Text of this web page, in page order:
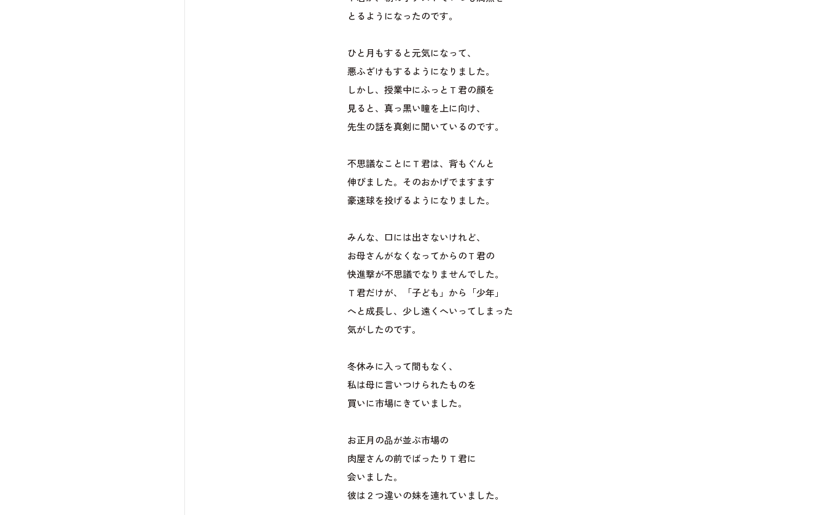
とるようになったのです。
ひと月もすると元気になって、
悪ふざけもするようになりました。
しかし、授業中にふっとＴ君の顔を
見ると、真っ黒い瞳を上に向け、
先生の話を真剣に聞いているのです。
不思議なことにＴ君は、背もぐんと
伸びました。そのおかげでますます
豪速球を投げるようになりました。
みんな、口には出さないけれど、
お母さんがなくなってからのＴ君の
快進撃が不思議でなりませんでした。
Ｔ君だけが、「子ども」から「少年」
へと成長し、少し遠くへいってしまった
気がしたのです。
冬休みに入って間もなく、
私は母に言いつけられたものを
買いに市場にきていました。
お正月の品が並ぶ市場の
肉屋さんの前でばったりＴ君に
会いました。
彼は２つ違いの妹を連れていました。